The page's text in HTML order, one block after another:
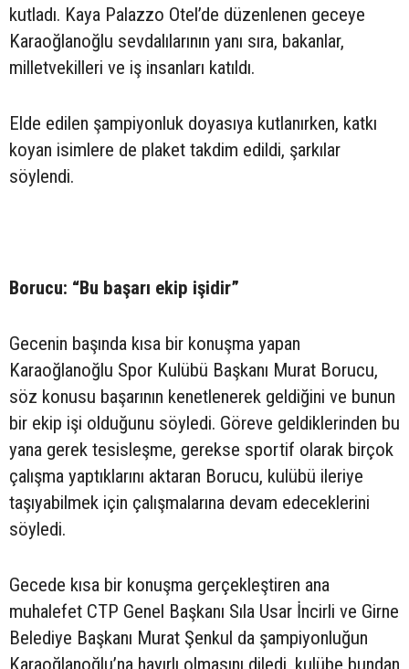
kutladı. Kaya Palazzo Otel’de düzenlenen geceye
Karaoğlanoğlu sevdalılarının yanı sıra, bakanlar,
milletvekilleri ve iş insanları katıldı.
Elde edilen şampiyonluk doyasıya kutlanırken, katkı
koyan isimlere de plaket takdim edildi, şarkılar
söylendi.
Borucu: “Bu başarı ekip işidir”
Gecenin başında kısa bir konuşma yapan
Karaoğlanoğlu Spor Kulübü Başkanı Murat Borucu,
söz konusu başarının kenetlenerek geldiğini ve bunun
bir ekip işi olduğunu söyledi. Göreve geldiklerinden bu
yana gerek tesisleşme, gerekse sportif olarak birçok
çalışma yaptıklarını aktaran Borucu, kulübü ileriye
taşıyabilmek için çalışmalarına devam edeceklerini
söyledi.
Gecede kısa bir konuşma gerçekleştiren ana
muhalefet CTP Genel Başkanı Sıla Usar İncirli ve Girne
Belediye Başkanı Murat Şenkul da şampiyonluğun
Karaoğlanoğlu’na hayırlı olmasını diledi, kulübe bundan